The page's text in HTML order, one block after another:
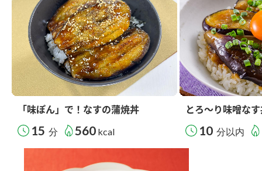
「味ぽん」で！なすの蒲焼丼
15 分 560 kcal
とろ～り味噌な
10 分以内